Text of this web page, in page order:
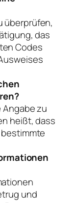
überprüfen,
das
Codes
zu
heißt, dass
und